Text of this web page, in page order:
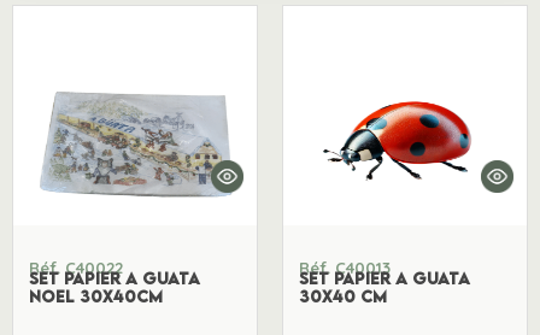
Réf. C40022
SET PAPIER A GUATA
NOEL 30x40CM
Réf. C40013
SET PAPIER A GUATA
30x40 CM